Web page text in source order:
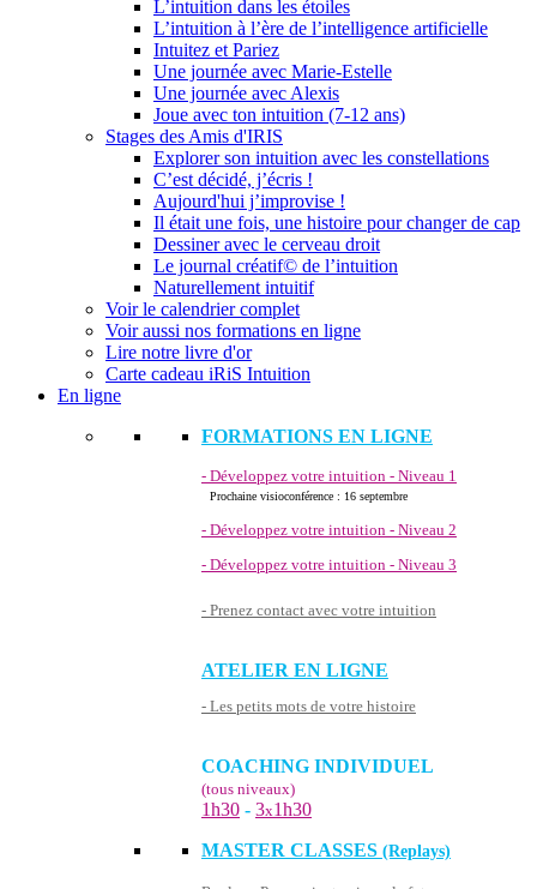
L’intuition dans les étoiles
L’intuition à l’ère de l’intelligence artificielle
Intuitez et Pariez
Une journée avec Marie-Estelle
Une journée avec Alexis
Joue avec ton intuition (7-12 ans)
Stages des Amis d'IRIS
Explorer son intuition avec les constellations
C’est décidé, j’écris !
Aujourd'hui j’improvise !
Il était une fois, une histoire pour changer de cap
Dessiner avec le cerveau droit
Le journal créatif© de l’intuition
Naturellement intuitif
Voir le calendrier complet
Voir aussi nos formations en ligne
Lire notre livre d'or
Carte cadeau iRiS Intuition
En ligne
FORMATIONS EN LIGNE
- Développez votre intuition - Niveau 1
Prochaine visioconférence : 16 septembre
- Développez votre intuition - Niveau 2
- Développez votre intuition - Niveau 3
- Prenez contact avec votre intuition
ATELIER EN LIGNE
- Les petits mots de votre histoire
COACHING INDIVIDUEL
(tous niveaux)
1h30 - 3x1h30
MASTER CLASSES (Replays)